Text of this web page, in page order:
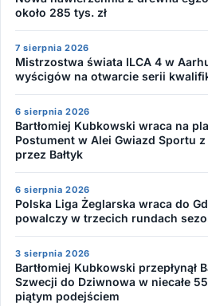
około 285 tys. zł
7 sierpnia 2026
Mistrzostwa świata ILCA 4 w
wyścigów na otwarcie serii
6 sierpnia 2026
Bartłomiej Kubkowski wraca na
Postument w Alei Gwiazd Sportu
przez Bałtyk
6 sierpnia 2026
Polska Liga Żeglarska wraca do
powalczy w trzecich rundach
3 sierpnia 2026
Bartłomiej Kubkowski przepłynął
Szwecji do Dziwnowa w niecałe
piątym podejściem